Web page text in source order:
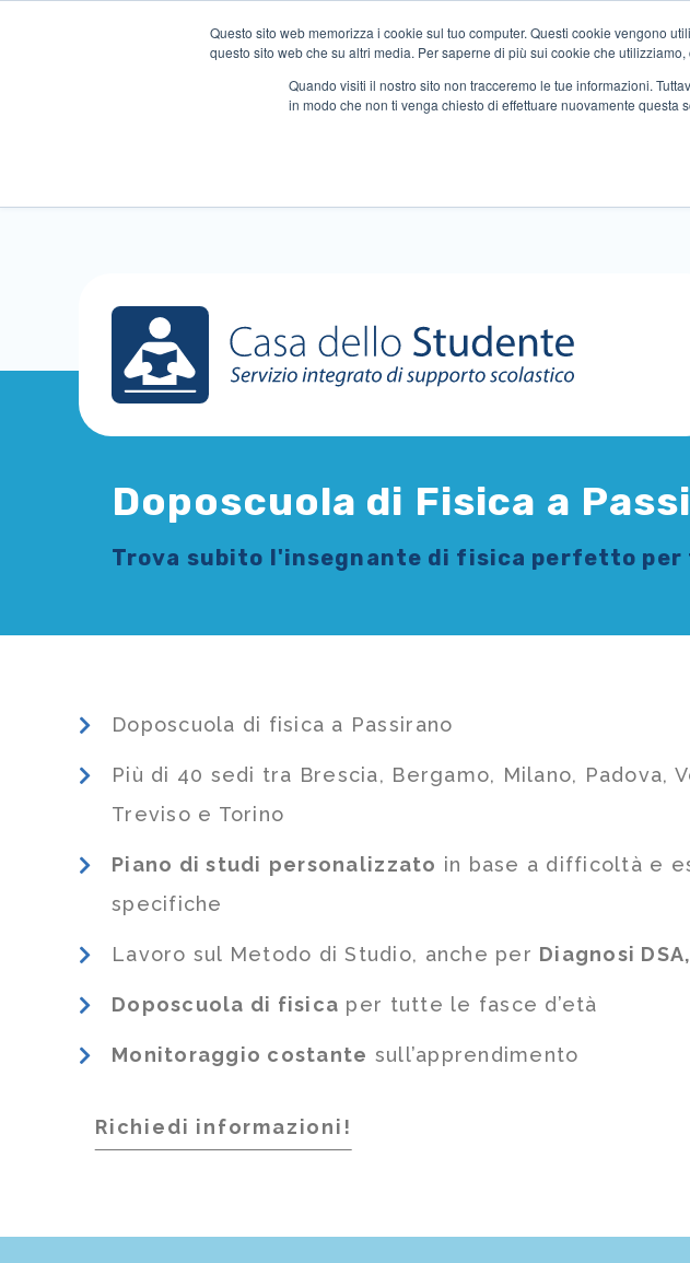
Questo sito web memorizza i cookie sul tuo computer. Questi cookie vengono
questo sito web che su altri media. Per saperne di più sui cookie che
Quando visiti il ​​nostro sito non tracceremo le tue informazioni.
in modo che non ti venga chiesto di effettuare nuovamente questa
Doposcuola di Fisica a
Trova subito l'insegnante di fisica perfetto per
Doposcuola di fisica a Passirano
Più di 40 sedi tra Brescia, Bergamo, Milano, Padova,
Treviso e Torino
Piano di studi personalizzato in base a difficoltà e
specifiche
Lavoro sul Metodo di Studio, anche per Diagnosi
Doposcuola di fisica per tutte le fasce d’età
Monitoraggio costante sull’apprendimento
Richiedi informazioni!